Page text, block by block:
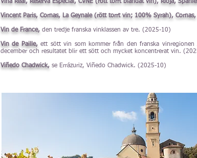
Vina Real, Reserva Especial, CVNE (rött torrt blandat vin), Rioja,
Vincent Paris, Cornas, La Geynale (rött torrt vin; 100% Syrah),
Vin de France, den tredje franska vinklassen av tre. (2025-10)
Vin de Paille,ett sött vin som kommer från den franska
december och resultatet blir ett sött och mycket koncentrerat vin.
Viñedo Chadwick, se Errázuriz, Viñedo Chadwick. (2025-10)